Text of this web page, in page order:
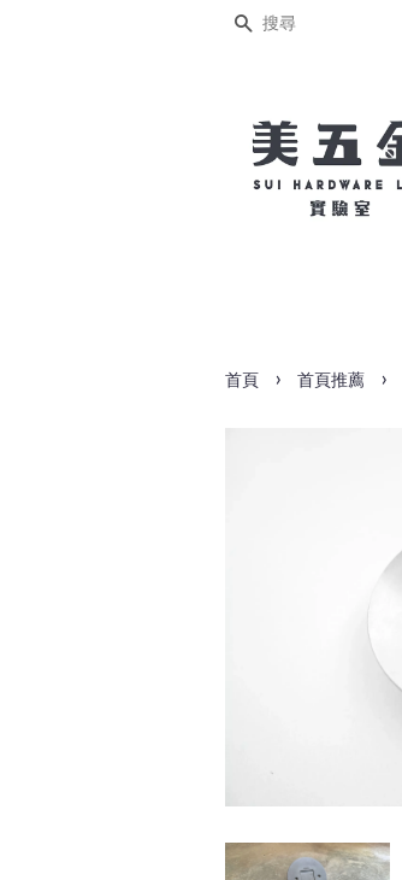
搜尋
首頁 › 首頁推薦 ›